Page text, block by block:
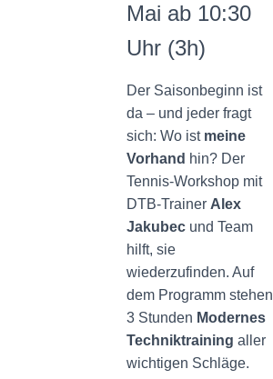
Mai ab 10:30
Uhr (3h)
Der Saisonbeginn ist
da – und jeder fragt
sich: Wo ist meine
Vorhand hin? Der
Tennis-Workshop mit
DTB-Trainer Alex
Jakubec und Team
hilft, sie
wiederzufinden. Auf
dem Programm stehen
3 Stunden Modernes
Techniktraining aller
wichtigen Schläge.